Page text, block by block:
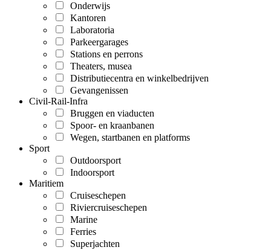
Onderwijs
Kantoren
Laboratoria
Parkeergarages
Stations en perrons
Theaters, musea
Distributiecentra en winkelbedrijven
Gevangenissen
Civil-Rail-Infra
Bruggen en viaducten
Spoor- en kraanbanen
Wegen, startbanen en platforms
Sport
Outdoorsport
Indoorsport
Maritiem
Cruiseschepen
Riviercruiseschepen
Marine
Ferries
Superjachten